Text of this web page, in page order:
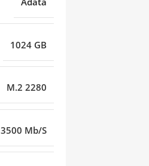
1024 GB
M.2 2280
3500 Mb/S